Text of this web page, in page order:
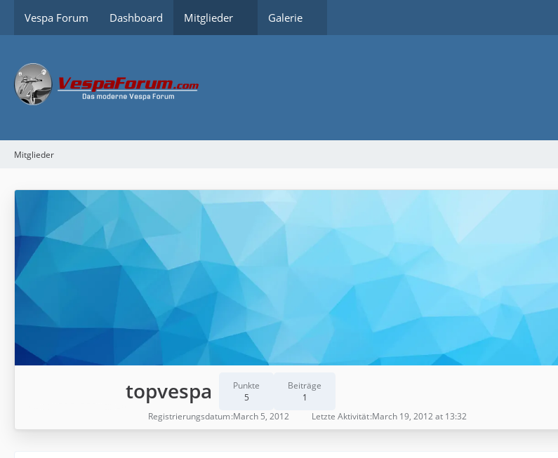
Vespa Forum Dashboard Mitglieder Galerie
Mitglieder
topvespa
Punkte
5
Beiträge
1
Registrierungsdatum March 5, 2012 Letzte Aktivität March 19, 2012 at 13:32